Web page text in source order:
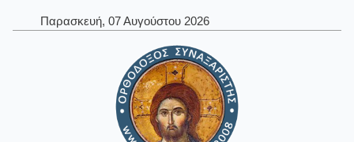
Παρασκευή, 07 Αυγούστου 2026